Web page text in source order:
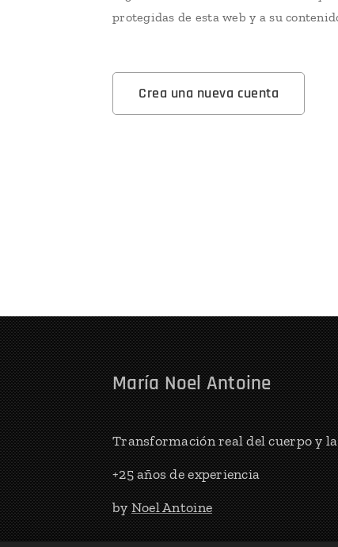
protegidas de esta web y a su
Crea una nueva cuenta
María Noel Antoine
Transformación real del cuerpo y
+25 años de experiencia
byNoel Antoine